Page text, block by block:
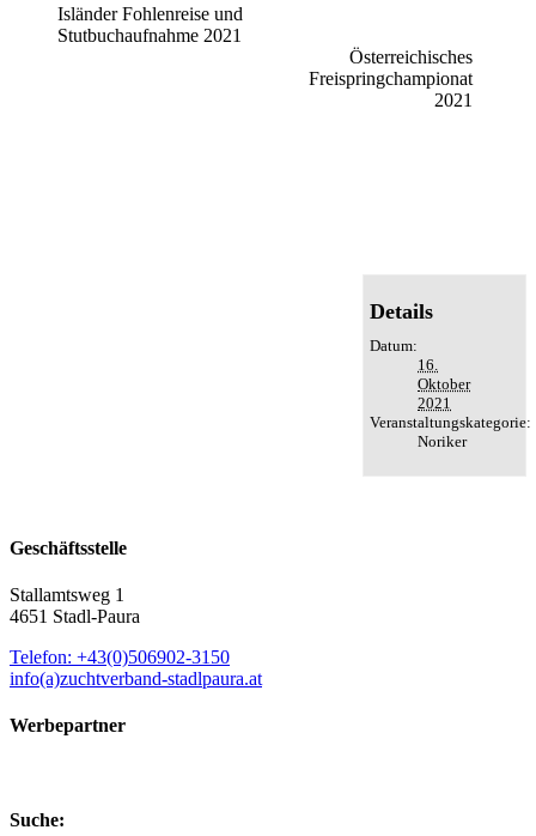
facebook
twitter
linkedin
reddit
whatsapp
tumblr
pinterest
vk
E-
Mail
Veranstaltung
Navigation
Isländer Fohlenreise und
Stutbuchaufnahme 2021
Österreichisches
Freispringchampionat
2021
Details
Datum:
16.
Oktober
2021
Veranstaltungskategorie:
Noriker
Geschäftsstelle
Stallamtsweg 1
4651 Stadl-Paura
Telefon: +43(0)506902-3150
info(a)zuchtverband-stadlpaura.at
Werbepartner
Suche: